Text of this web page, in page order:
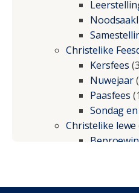
Christelike
Kersfees
Nuwejaar
Paasfees
Sondag
Christelike lewe